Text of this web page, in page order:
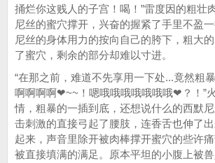
捅烂你这贱人的子宫！喝！”雷度因的粗壮
尼丝的蜜穴撑开，兴奋的握紧了手里不盈
尼丝的身体用力的按向自己的胯下，粗大
了蜜穴，剩余的部分却难以寸进。
“在那之前，难道不先享用一下处...竟然粗
啊啊啊啊❤~~！嗯哦哦哦哦哦哦哦❤？！”
情，粗暴的一插到底，还想说什么的西默
击刺激的直接弓起了腰肢，连香舌也伸了
起来，声音里除开被肉棒撑开蜜穴的些许
被直接填满的满足。原本平坦的小腹上被